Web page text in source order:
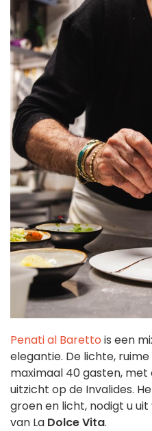
Penati al Baretto is een
elegantie. De lichte,
maximaal 40 gasten,
uitzicht op de Invalides.
groen en licht, nodigt u
van La Dolce Vita.